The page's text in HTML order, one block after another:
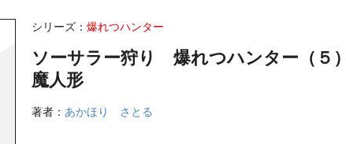
シリーズ： 爆れつハンター
ソーサラー狩り 爆れつハンター（
魔人形
著者： あかほり さとる